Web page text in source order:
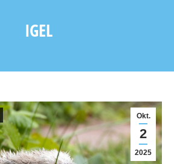
IGEL
Okt.
2
2025